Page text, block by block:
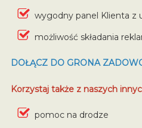
wygodny panel Klienta z
możliwość składania
DOŁĄCZ DO GRONA
Korzystaj także z naszych
pomoc na drodze